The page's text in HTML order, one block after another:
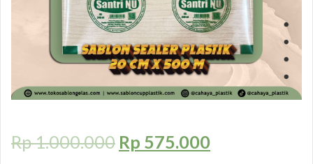
Rp1.000.000 Rp 575.000